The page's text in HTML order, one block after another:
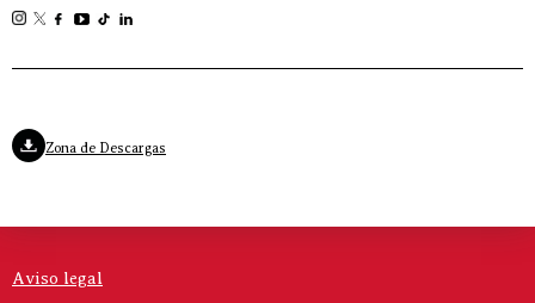
Zona de Descargas
Aviso legal